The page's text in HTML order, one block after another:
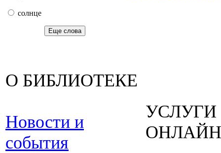
солнце
Еще слова
О БИБЛИОТЕКЕ
Новости и
события
УСЛУГИ
ОНЛАЙН